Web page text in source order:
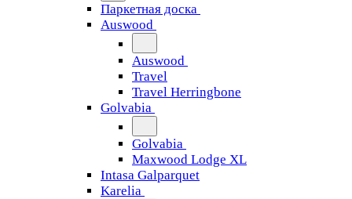
Паркетная доска
Auswood
Auswood
Travel
Travel Herringbone
Golvabia
Golvabia
Maxwood Lodge XL
Intasa Galparquet
Karelia